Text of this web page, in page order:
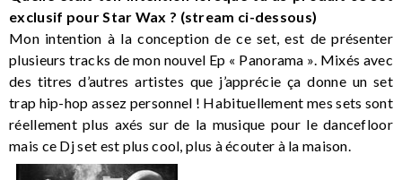
exclusif pour Star Wax ? (stream ci-dessous)
Mon intention à la conception de ce set, est de présenter
plusieurs tracks de mon nouvel Ep « Panorama ». Mixés avec
des titres d’autres artistes que j’apprécie ça donne un set
trap hip-hop assez personnel ! Habituellement mes sets sont
réellement plus axés sur de la musique pour le dancefloor
mais ce Dj set est plus cool, plus à écouter à la maison.